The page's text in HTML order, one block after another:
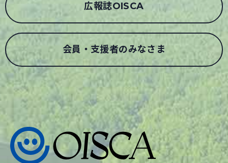
広報誌OISCA
会員・支援者のみなさま